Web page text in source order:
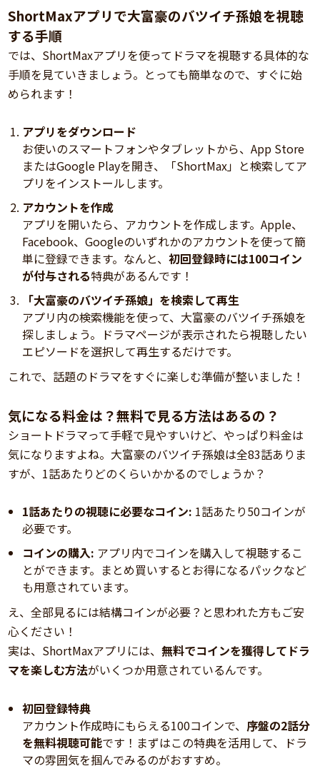
ShortMaxアプリで大富豪のバツイチ孫娘を視聴
する手順
では、ShortMaxアプリを使ってドラマを視聴する具体的な
手順を見ていきましょう。とっても簡単なので、すぐに始
められます！
アプリをダウンロード
お使いのスマートフォンやタブレットから、App Store
またはGoogle Playを開き、「ShortMax」と検索してア
プリをインストールします。
アカウントを作成
アプリを開いたら、アカウントを作成します。Apple、
Facebook、Googleのいずれかのアカウントを使って簡
単に登録できます。なんと、初回登録時には100コイン
が付与される特典があるんです！
「大富豪のバツイチ孫娘」を検索して再生
アプリ内の検索機能を使って、大富豪のバツイチ孫娘を
探しましょう。ドラマページが表示されたら視聴したい
エピソードを選択して再生するだけです。
これで、話題のドラマをすぐに楽しむ準備が整いました！
気になる料金は？無料で見る方法はあるの？
ショートドラマって手軽で見やすいけど、やっぱり料金は
気になりますよね。大富豪のバツイチ孫娘は全83話ありま
すが、1話あたりどのくらいかかるのでしょうか？
1話あたりの視聴に必要なコイン: 1話あたり50コインが
必要です。
コインの購入: アプリ内でコインを購入して視聴するこ
とができます。まとめ買いするとお得になるパックなど
も用意されています。
え、全部見るには結構コインが必要？と思われた方もご安
心ください！
実は、ShortMaxアプリには、無料でコインを獲得してドラ
マを楽しむ方法がいくつか用意されているんです。
初回登録特典
アカウント作成時にもらえる100コインで、 序盤の2話分
を無料視聴可能です！まずはこの特典を活用して、ドラ
マの雰囲気を掴んでみるのがおすすめ。